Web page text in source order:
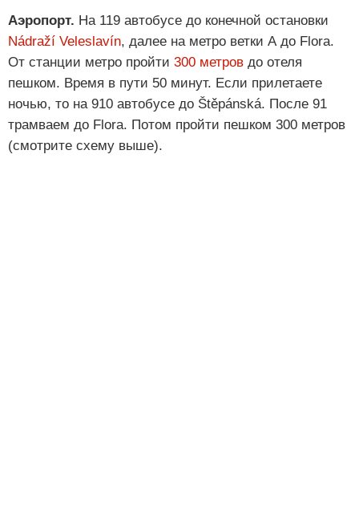
Аэропорт. На 119 автобусе до конечной остановки
Nádraží Veleslavín, далее на метро ветки А до Flora.
От станции метро пройти 300 метров до отеля
пешком. Время в пути 50 минут. Если прилетаете
ночью, то на 910 автобусе до Štěpánská. После 91
трамваем до Flora. Потом пройти пешком 300 метров
(смотрите схему выше).